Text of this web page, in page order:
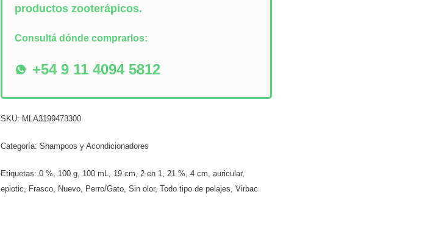
productos zooterápicos.
Consultá dónde comprarlos:
+54 9 11 4094 5812
SKU: MLA3199473300
Categoría:Shampoos y Acondicionadores
Etiquetas:0 %, 100 g, 100 mL, 19 cm,2 en 1,21 %,4 cm,auricular,
epiotic, Frasco, Nuevo, Perro/Gato,Sin olor,Todo tipo de pelajes,Virbac